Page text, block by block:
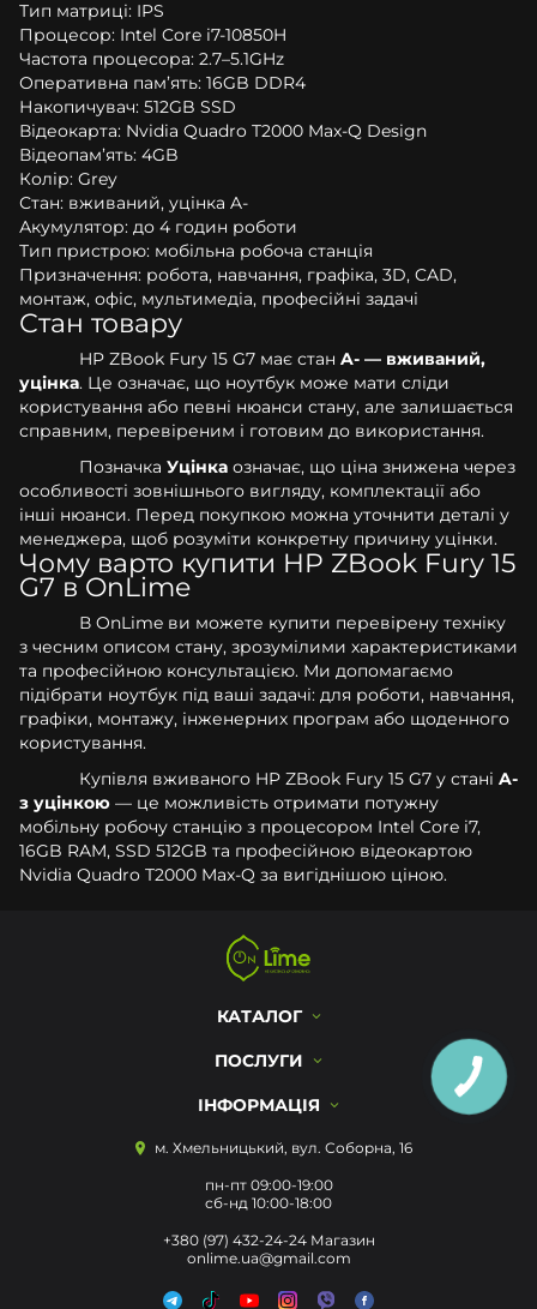
Тип матриці: IPS
Процесор: Intel Core i7-10850H
Частота процесора: 2.7–5.1GHz
Оперативна пам’ять: 16GB DDR4
Накопичувач: 512GB SSD
Відеокарта: Nvidia Quadro T2000 Max-Q Design
Відеопам’ять: 4GB
Колір: Grey
Стан: вживаний, уцінка A-
Акумулятор: до 4 годин роботи
Тип пристрою: мобільна робоча станція
Призначення: робота, навчання, графіка, 3D, CAD,
монтаж, офіс, мультимедіа, професійні задачі
Стан товару
HP ZBook Fury 15 G7 має стан A- — вживаний,
уцінка. Це означає, що ноутбук може мати сліди
користування або певні нюанси стану, але залишається
справним, перевіреним і готовим до використання.
Позначка Уцінка означає, що ціна знижена через
особливості зовнішнього вигляду, комплектації або
інші нюанси. Перед покупкою можна уточнити деталі у
менеджера, щоб розуміти конкретну причину уцінки.
Чому варто купити HP ZBook Fury 15
G7 в OnLime
В OnLime ви можете купити перевірену техніку
з чесним описом стану, зрозумілими характеристиками
та професійною консультацією. Ми допомагаємо
підібрати ноутбук під ваші задачі: для роботи, навчання,
графіки, монтажу, інженерних програм або щоденного
користування.
Купівля вживаного HP ZBook Fury 15 G7 у стані A-
з уцінкою — це можливість отримати потужну
мобільну робочу станцію з процесором Intel Core i7,
16GB RAM, SSD 512GB та професійною відеокартою
Nvidia Quadro T2000 Max-Q за вигіднішою ціною.
КАТАЛОГ
ПОСЛУГИ
ІНФОРМАЦІЯ
м. Хмельницький, вул. Соборна, 16
пн-пт 09:00-19:00
сб-нд 10:00-18:00
+380 (97) 432-24-24 Магазин
onlime.ua@gmail.com